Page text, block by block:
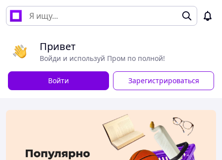
Привет
Войди и используй Пром по полной!
Войти Зарегистрироваться